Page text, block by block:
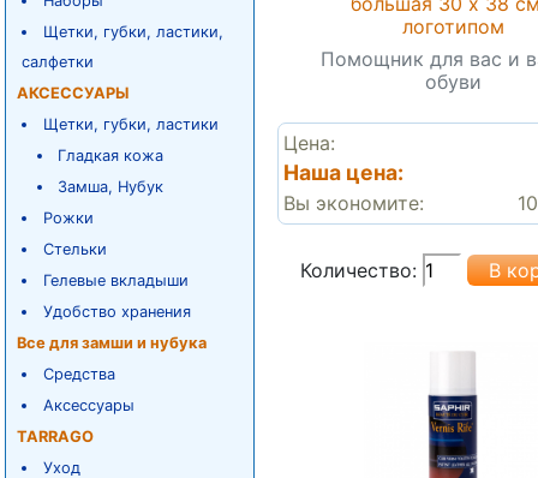
Щетки, губки, ластики,
салфетки
АКСЕССУАРЫ
Щетки, губки, ластики
Гладкая кожа
Замша, Нубук
Рожки
Стельки
Гелевые вкладыши
Удобство хранения
Все для замши и нубука
Средства
Аксессуары
TARRAGO
Уход
логотипом
Помощник для вас и
обуви
Цена:
Наша цена:
Вы экономите:
Количество: